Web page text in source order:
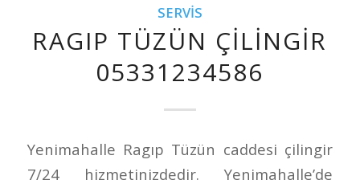
SERVIS
RAGIP TÜZÜN ÇILINGIR
05331234586
Yenimahalle Ragıp Tüzün caddesi çilingir
7/24 hizmetinizdedir. Yenimahalle’de